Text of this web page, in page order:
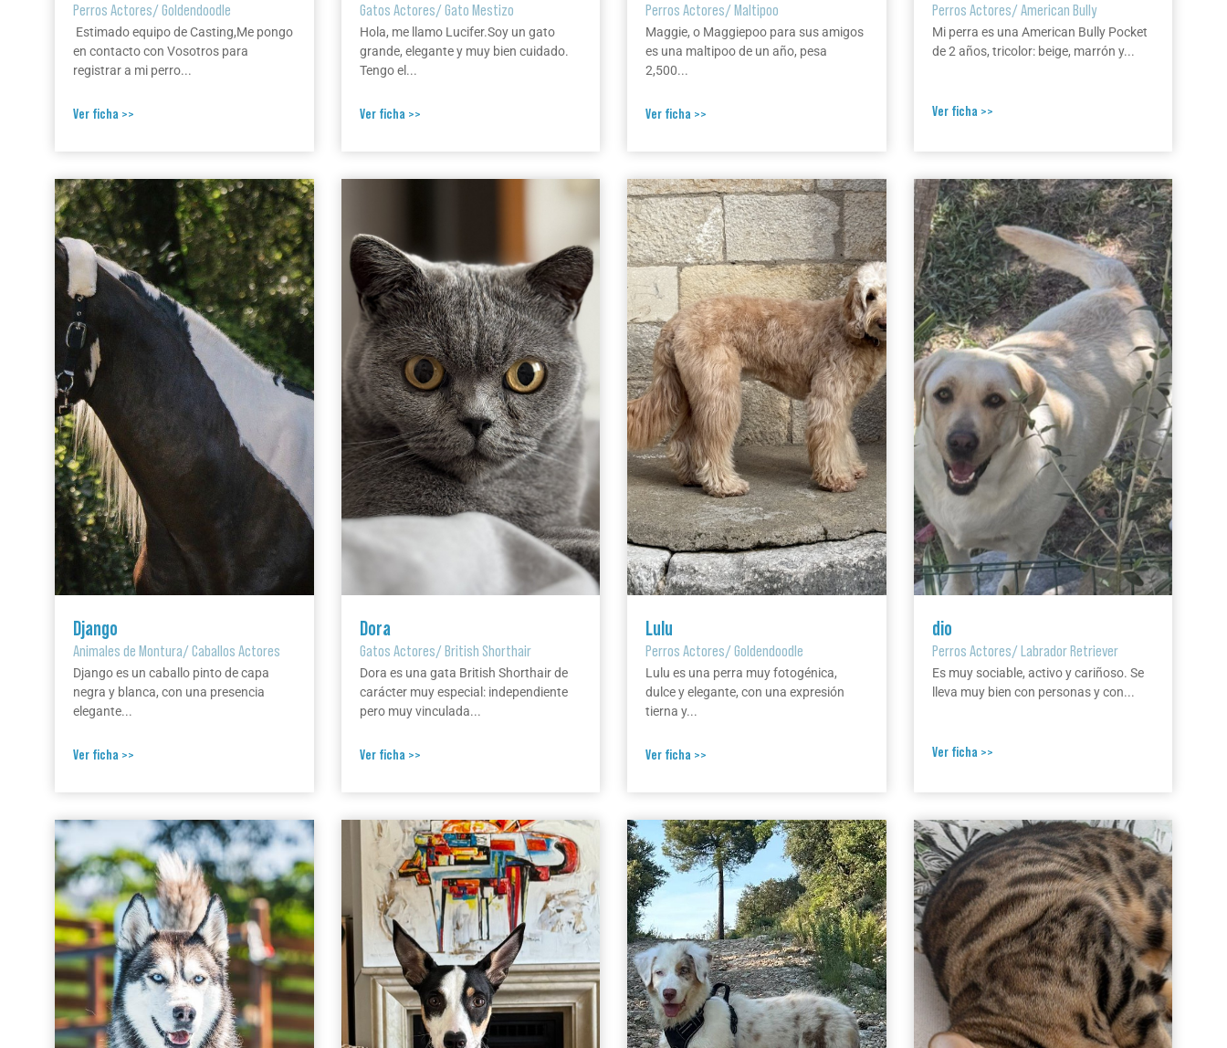
Perros Actores/Goldendoodle
Estimado equipo de Casting,Me pongo
en contacto con Vosotros para
registrar a mi perro...
Ver ficha >>
Gatos Actores/Gato Mestizo
Hola, me llamo Lucifer.Soy un gato
grande, elegante y muy bien cuidado.
Tengo el...
Ver ficha >>
Perros Actores/Maltipoo
Maggie, o Maggiepoo para sus amigos
es una maltipoo de un año, pesa
2,500...
Ver ficha >>
Perros Actores/American Bully
Mi perra es una American Bully Pocket
de 2 años, tricolor: beige, marrón y...
Ver ficha >>
Django
Animales de Montura/Caballos Actores
Django es un caballo pinto de capa
negra y blanca, con una presencia
elegante...
Ver ficha >>
Dora
Gatos Actores/British Shorthair
Dora es una gata British Shorthair de
carácter muy especial: independiente
pero muy vinculada...
Ver ficha >>
Lulu
Perros Actores/Goldendoodle
Lulu es una perra muy fotogénica,
dulce y elegante, con una expresión
tierna y...
Ver ficha >>
dio
Perros Actores/Labrador Retriever
Es muy sociable, activo y cariñoso. Se
lleva muy bien con personas y con...
Ver ficha >>